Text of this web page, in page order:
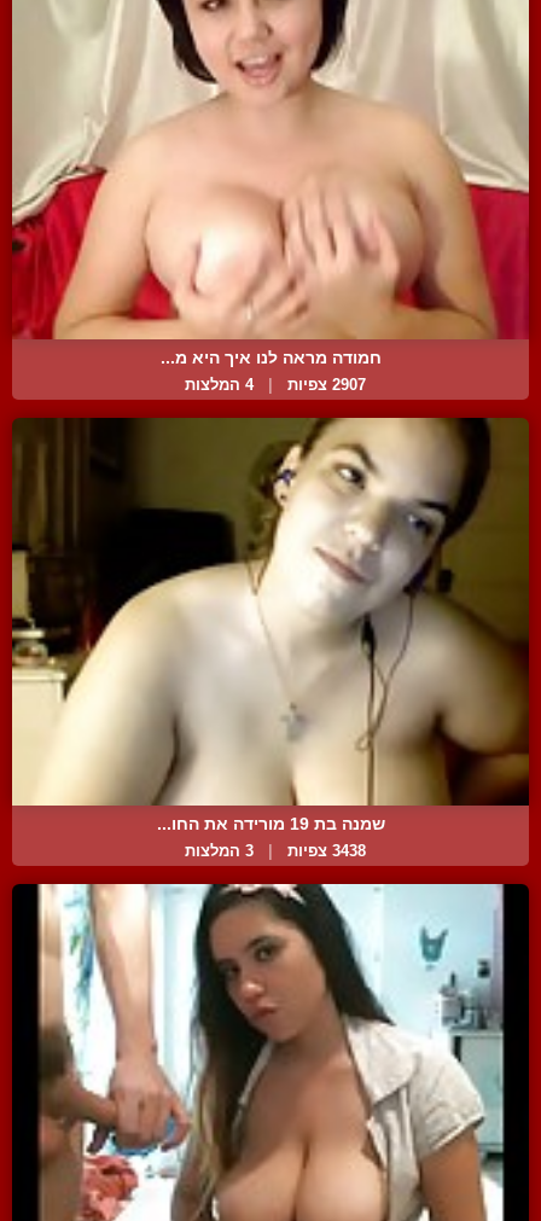
חמודה מראה לנו איך היא מ...
2907 צפיות 4 המלצות
שמנה בת 19 מורידה את החו...
3438 צפיות | 3 המלצות